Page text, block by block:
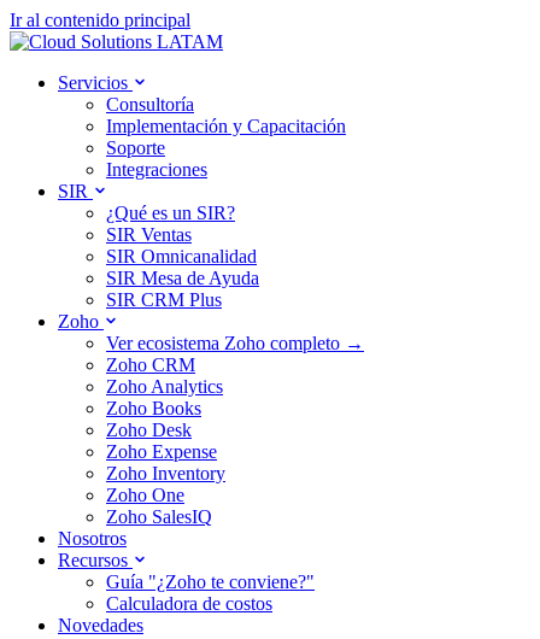
Ir al contenido principal
Servicios
Consultoría
Implementación y Capacitación
Soporte
Integraciones
SIR
¿Qué es un SIR?
SIR Ventas
SIR Omnicanalidad
SIR Mesa de Ayuda
SIR CRM Plus
Zoho
Ver ecosistema Zoho completo →
Zoho CRM
Zoho Analytics
Zoho Books
Zoho Desk
Zoho Expense
Zoho Inventory
Zoho One
Zoho SalesIQ
Nosotros
Recursos
Guía "¿Zoho te conviene?"
Calculadora de costos
Novedades